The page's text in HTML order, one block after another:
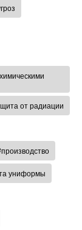
от радиации
униформы